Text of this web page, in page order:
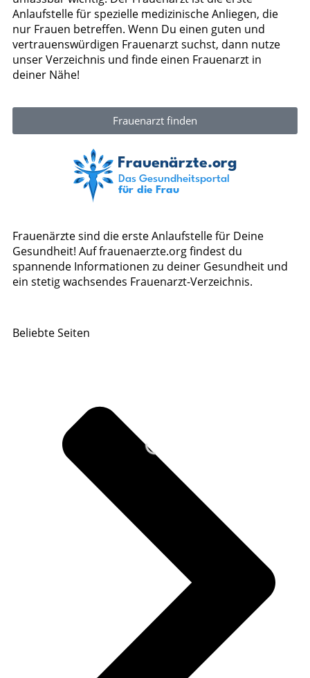
Anlaufstelle für spezielle medizinische Anliegen, die
nur Frauen betreffen. Wenn Du einen guten und
vertrauenswürdigen Frauenarzt suchst, dann nutze
unser Verzeichnis und finde einen Frauenarzt in
deiner Nähe!
Frauenarzt finden
Frauenärzte sind die erste Anlaufstelle für Deine
Gesundheit! Auf frauenaerzte.org findest du
spannende Informationen zu deiner Gesundheit und
ein stetig wachsendes Frauenarzt-Verzeichnis.
Beliebte Seiten